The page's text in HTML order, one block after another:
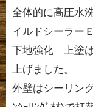
全体的に高圧水
イルドシーラー
下地強化 上塗
上げました。
外壁はシーリン